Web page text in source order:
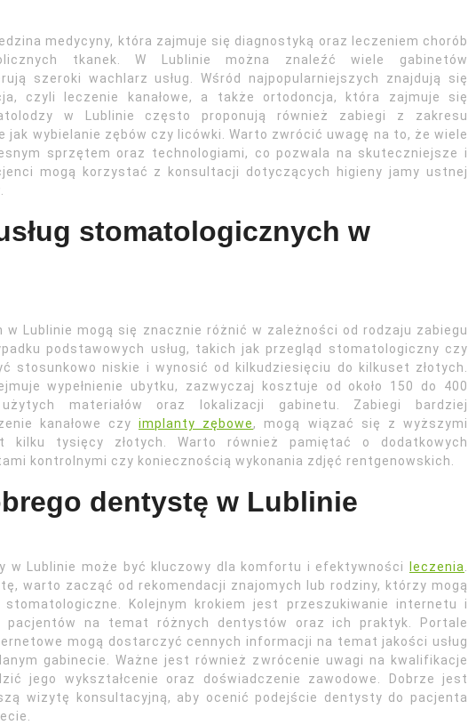
medycyny, która zajmuje się diagnostyką oraz leczeniem chorób
tkanek. W Lublinie można znaleźć wiele gabinetów
szeroki wachlarz usług. Wśród najpopularniejszych znajdują się
czyli leczenie kanałowe, a także ortodoncja, która zajmuje się
w Lublinie często proponują również zabiegi z zakresu
wybielanie zębów czy licówki. Warto zwrócić uwagę na to, że wiele
sprzętem oraz technologiami, co pozwala na skuteczniejsze i
mogą korzystać z konsultacji dotyczących higieny jamy ustnej
stomatologicznych w
w Lublinie mogą się znacznie różnić w zależności od rodzaju zabiegu
podstawowych usług, takich jak przegląd stomatologiczny czy
stosunkowo niskie i wynosić od kilkudziesięciu do kilkuset złotych.
wypełnienie ubytku, zazwyczaj kosztuje od około 150 do 400
materiałów oraz lokalizacji gabinetu. Zabiegi bardziej
kanałowe czy implanty zębowe, mogą wiązać się z wyższymi
kilku tysięcy złotych. Warto również pamiętać o dodatkowych
kontrolnymi czy koniecznością wykonania zdjęć rentgenowskich.
dentystę w Lublinie
w Lublinie może być kluczowy dla komfortu i efektywności leczenia.
warto zacząć od rekomendacji znajomych lub rodziny, którzy mogą
Kolejnym krokiem jest przeszukiwanie internetu i
pacjentów na temat różnych dentystów oraz ich praktyk. Portale
mogą dostarczyć cennych informacji na temat jakości usług
gabinecie. Ważne jest również zwrócenie uwagi na kwalifikacje
jego wykształcenie oraz doświadczenie zawodowe. Dobrze jest
wizytę konsultacyjną, aby ocenić podejście dentysty do pacjenta